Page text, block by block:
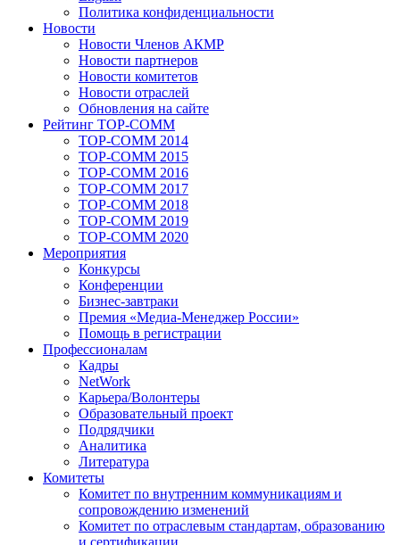
Политика конфиденциальности
Новости
Новости Членов АКМР
Новости партнеров
Новости комитетов
Новости отраслей
Обновления на сайте
Рейтинг TOP-COMM
TOP-COMM 2014
TOP-COMM 2015
TOP-COMM 2016
TOP-COMM 2017
TOP-COMM 2018
TOP-COMM 2019
TOP-COMM 2020
Мероприятия
Конкурсы
Конференции
Бизнес-завтраки
Премия «Медиа-Менеджер России»
Помощь в регистрации
Профессионалам
Кадры
NetWork
Карьера/Волонтеры
Образовательный проект
Подрядчики
Аналитика
Литература
Комитеты
Комитет по внутренним коммуникациям и
сопровождению изменений
Комитет по отраслевым стандартам, образованию